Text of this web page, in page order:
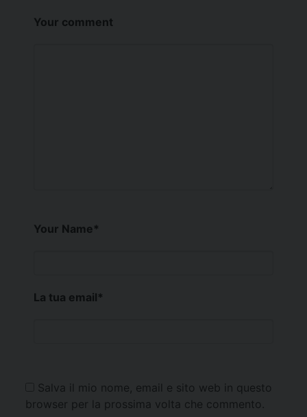
Your comment
Your Name*
La tua email*
Salva il mio nome, email e sito web in questo
browser per la prossima volta che commento.